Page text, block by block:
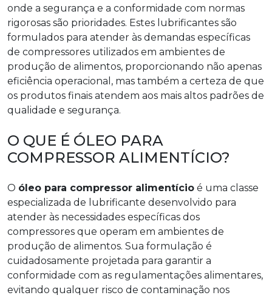
onde a segurança e a conformidade com normas
rigorosas são prioridades. Estes lubrificantes são
formulados para atender às demandas específicas
de compressores utilizados em ambientes de
produção de alimentos, proporcionando não apenas
eficiência operacional, mas também a certeza de que
os produtos finais atendem aos mais altos padrões de
qualidade e segurança.
O QUE É ÓLEO PARA
COMPRESSOR ALIMENTÍCIO?
O óleo para compressor alimentício é uma classe
especializada de lubrificante desenvolvido para
atender às necessidades específicas dos
compressores que operam em ambientes de
produção de alimentos. Sua formulação é
cuidadosamente projetada para garantir a
conformidade com as regulamentações alimentares,
evitando qualquer risco de contaminação nos